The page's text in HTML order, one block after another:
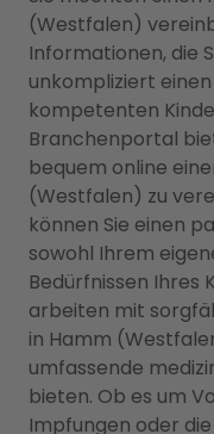
(Westfalen)
Informationen, die
unkompliziert
kompetenten
Branchenportal
bequem online
(Westfalen) zu
können Sie einen
sowohl Ihrem
Bedürfnissen Ihres
arbeiten mit
in Hamm
umfassende
bieten. Ob es um
Impfungen oder